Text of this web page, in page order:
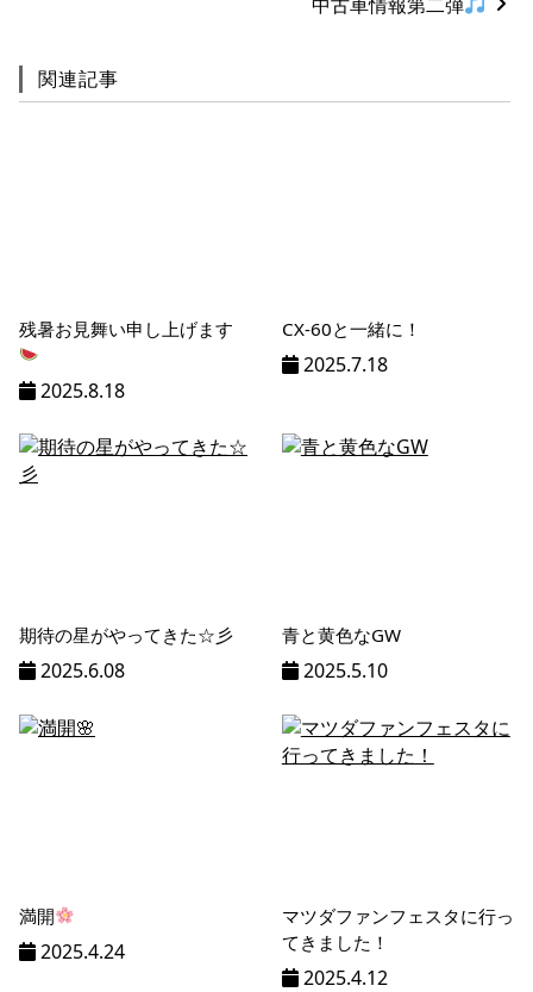
関連記事
残暑お見舞い申し上げます
2025.8.18
CX-60と一緒に！
2025.7.18
期待の星がやってきた☆彡
2025.6.08
青と黄色なGW
2025.5.10
満開
2025.4.24
マツダファンフェスタに行っ
てきました！
2025.4.12